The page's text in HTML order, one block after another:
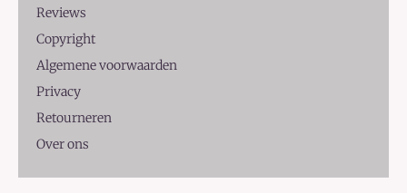
Reviews
Copyright
Algemene voorwaarden
Privacy
Retourneren
Over ons